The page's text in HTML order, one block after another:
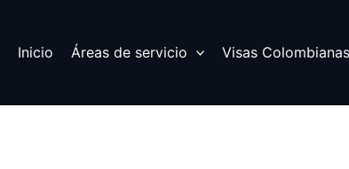
Inicio Áreas de servicio Visas Colombianas